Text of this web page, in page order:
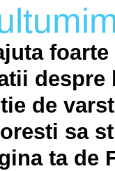
de
sa
ta de